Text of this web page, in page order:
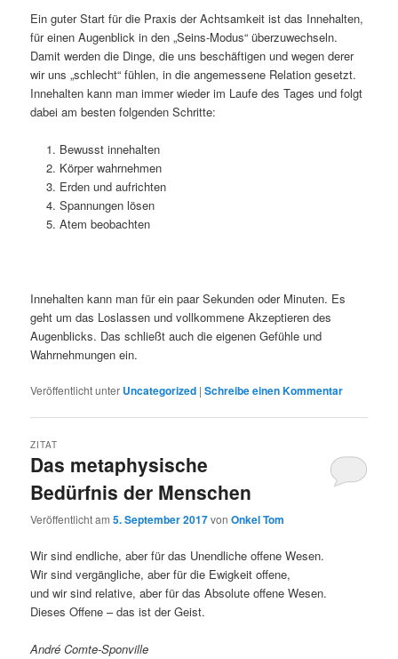
Ein guter Start für die Praxis der Achtsamkeit ist das Innehalten,
für einen Augenblick in den „Seins-Modus“ überzuwechseln.
Damit werden die Dinge, die uns beschäftigen und wegen derer
wir uns „schlecht“ fühlen, in die angemessene Relation gesetzt.
Innehalten kann man immer wieder im Laufe des Tages und folgt
dabei am besten folgenden Schritte:
Bewusst innehalten
Körper wahrnehmen
Erden und aufrichten
Spannungen lösen
Atem beobachten
Innehalten kann man für ein paar Sekunden oder Minuten. Es
geht um das Loslassen und vollkommene Akzeptieren des
Augenblicks. Das schließt auch die eigenen Gefühle und
Wahrnehmungen ein.
Veröffentlicht unter Uncategorized |Schreibe einen Kommentar
Das metaphysische
Bedürfnis der Menschen
ZITAT
Veröffentlicht am5. September 2017vonOnkel Tom
Wir sind endliche, aber für das Unendliche offene Wesen.
Wir sind vergängliche, aber für die Ewigkeit offene,
und wir sind relative, aber für das Absolute offene Wesen.
Dieses Offene – das ist der Geist.
André Comte-Sponville